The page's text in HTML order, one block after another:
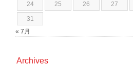
24 25 26 27
31
« 7月
Archives